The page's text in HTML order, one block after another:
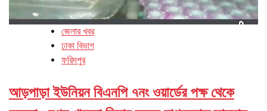
জেলার খবর
ঢাকা বিভাগ
ফরিদপুর
আড়পাড়া ইউনিয়ন বিএনপি ৭নং ওয়ার্ডের পক্ষ থেকে